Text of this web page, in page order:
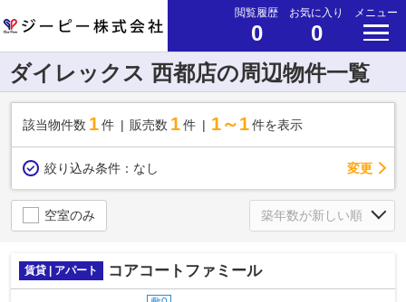
閲覧履歴
0
お気に入り
0
メニュー
ダイレックス 西都店の周辺物件一覧
該当物件数 1件 販売数 1 件 1～1 件を表示
絞り込み条件： なし 変更
空室のみ
賃貸 | アパート コアコートファミール